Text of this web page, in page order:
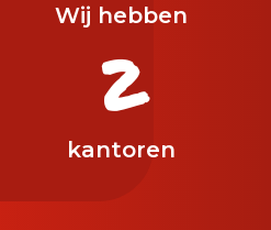
Wij hebben
2
kantoren